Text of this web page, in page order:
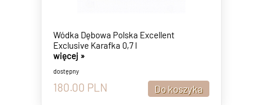
Wódka Dębowa Polska Excellent
Exclusive Karafka 0,7 l
więcej »
dostępny
180.00 PLN